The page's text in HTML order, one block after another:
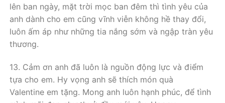
lên ban ngày, mặt trời mọc ban đêm thì tình yêu của
anh dành cho em cũng vĩnh viễn không hề thay đổi,
luôn ấm áp như những tia nắng sớm và ngập tràn yêu
thương.
13. Cảm ơn anh đã luôn là nguồn động lực và điểm
tựa cho em. Hy vọng anh sẽ thích món quà
Valentine em tặng. Mong anh luôn hạnh phúc, để tình